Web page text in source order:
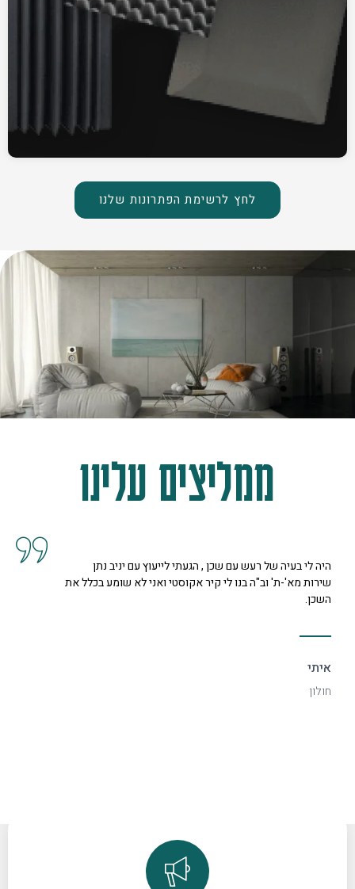
לחץ לרשימת הפתרונות שלנו
ממליצים עלינו
לייעוץ עם יניב נתן
ואני לא שומע בכלל את
קיבלנו שרות מצוין, הסברים
נחמדה מאוד בשם קרן היא